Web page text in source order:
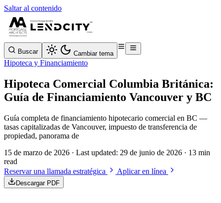
Saltar al contenido
Buscar Cambiar tema
Hipoteca y Financiamiento
Hipoteca Comercial Columbia Británica:
Guía de Financiamiento Vancouver y BC
Guía completa de financiamiento hipotecario comercial en BC —
tasas capitalizadas de Vancouver, impuesto de transferencia de
propiedad, panorama de
15 de marzo de 2026 · Last updated: 29 de junio de 2026 · 13 min
read
Reservar una llamada estratégica
Aplicar en línea
Descargar PDF